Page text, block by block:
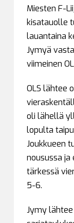
Miesten F-
kisatauolle
lauantaina
Jymyä
viimeinen
OLS lähtee
oli lähellä
lopulta
Joukkueen
nousussa
tärkessä
5-6.
Jymy